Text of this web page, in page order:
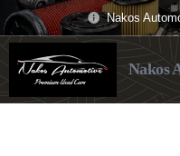
Nakos
Nakos